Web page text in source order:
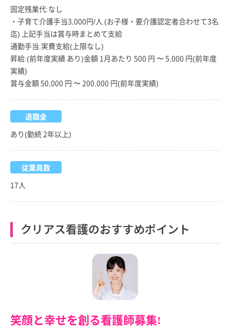
固定残業代:なし
・子育て介護手当3,000円/人 (お子様・要介護認定者合わせて3名
迄) 上記手当は賞与時まとめて支給
通勤手当:実費支給(上限なし)
昇給:(前年度実績 あり)金額 1月あたり 500 円 〜 5,000 円(前年度
実績)
賞与金額 50,000 円 〜 200,000 円(前年度実績)
退職金
あり(勤続 2年以上)
従業員数
17人
クリアス看護のおすすめポイント
笑顔と幸せを創る看護師募集!